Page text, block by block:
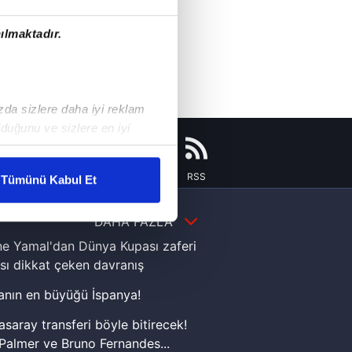
sizlere daha iyi reklam
ve sizlere en iyi
karşılamak
gösterilmeyecektir."
kullanılmaktadır. Bu
sunulması
ve sizlere yönelik
detaylı bilgi için Ayarlar
Tümünü Kabul Et
Instagram Flipboard RSS
DAHA FAZLA
Yamal'dan Dünya Kupası zaferi
dikkat çeken davranış
en büyüğü İspanya!
transferi böyle bitirecek!
ve Bruno Fernandes...